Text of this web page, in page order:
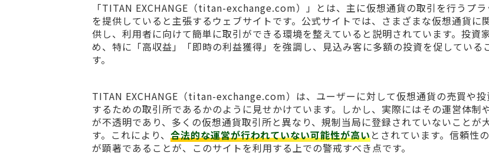
「TITAN EXCHANGE（titan-exchange.com）」とは、主に仮想通貨の取引を行うプ
を提供していると主張するウェブサイトです。公式サイトでは、さまざまな仮想通貨に
供し、利用者に向けて簡単に取引ができる環境を整えていると説明されています。投資
め、特に「高収益」「即時の利益獲得」を強調し、見込み客に多額の投資を促している
す。
TITAN EXCHANGE（titan-exchange.com）は、ユーザーに対して仮想通貨の売買や投
するための取引所であるかのように見せかけています。しかし、実際にはその運営体制
が不透明であり、多くの仮想通貨取引所と異なり、規制当局に登録されていないことが
す。これにより、 合法的な運営が行われていない可能性が高いとされています。信頼性
が顕著であることが、このサイトを利用する上での警戒すべき点です。